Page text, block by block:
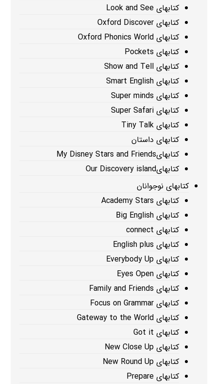
کتابهای Look and See
کتابهای Oxford Discover
کتابهای Oxford Phonics World
کتابهای Pockets
کتابهای Show and Tell
کتابهای Smart English
کتابهای Super minds
کتابهای Super Safari
کتابهای Tiny Talk
کتابهای داستان
کتابهایMy Disney Stars and Friends
کتابهایOur Discovery island
کتابهای نوجوانان
کتابهای Academy Stars
کتابهای Big English
کتابهای connect
کتابهای English plus
کتابهای Everybody Up
کتابهای Eyes Open
کتابهای Family and Friends
کتابهای Focus on Grammar
کتابهای Gateway to the World
کتابهای Got it
کتابهای New Close Up
کتابهای New Round Up
کتابهای Prepare